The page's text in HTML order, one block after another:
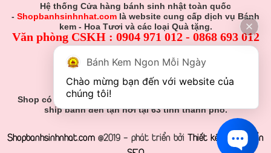
Hệ thống Cửa hàng bánh sinh nhật toàn quốc
- Shopbanhsinhnhat.com là website cung cấp dịch vụ Bánh
kem - Hoa Tươi và các loại Quà tặng.
Văn phòng CSKH : 0904 971 012 - 0868 693 012
Hỗ Trợ Viên :
0904 971 012 - 0868 693 012
Gmail: Muabanhsinhnhat@gmail.com
Shop có nhận đơn đặt hàng theo yêu cầu khách hàng và
ship bánh đến tận nơi tại 63 tỉnh thành phố.
Shopbanhsinhnhat.com @2019 - phát triển bởi Thiết kế web chuẩn
Bánh Kem Ngon Mỗi Ngày
Chào mừng bạn đến với website của
chúng tôi!